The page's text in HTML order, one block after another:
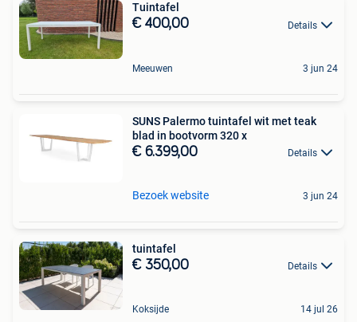
Tuintafel
€ 400,00 Details
Meeuwen 3 jun 24
SUNS Palermo tuintafel wit met teak
blad in bootvorm 320 x
€ 6.399,00 Details
Bezoek website 3 jun 24
tuintafel
€ 350,00 Details
Koksijde 14 jul 26